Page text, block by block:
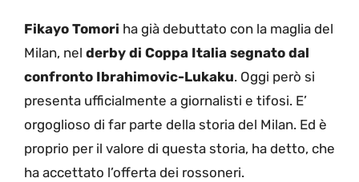
Fikayo Tomori ha già debuttato con la maglia del
Milan, nel derby di Coppa Italia segnato dal
confronto Ibrahimovic-Lukaku. Oggi però si
presenta ufficialmente a giornalisti e tifosi. E’
orgoglioso di far parte della storia del Milan. Ed è
proprio per il valore di questa storia, ha detto, che
ha accettato l’offerta dei rossoneri.